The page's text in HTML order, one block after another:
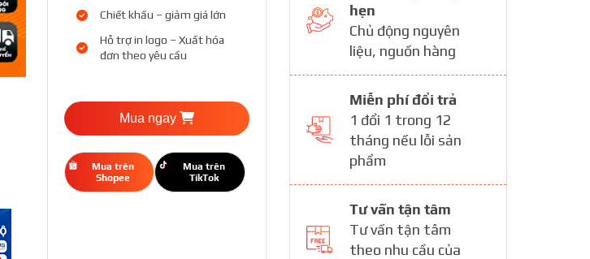
Chiết khấu – giảm giá lớn
Hỗ trợ in logo – Xuất hóa
đơn theo yêu cầu
Mua ngay
Mua trên
Shopee
Mua trên
TikTok
hẹn
Chủ động nguyên
liệu, nguồn hàng
Miễn phí đổi trả
1 đổi 1 trong 12
tháng nếu lỗi sản
phẩm
Tư vấn tận tâm
Tư vấn tận tâm
theo nhu cầu của